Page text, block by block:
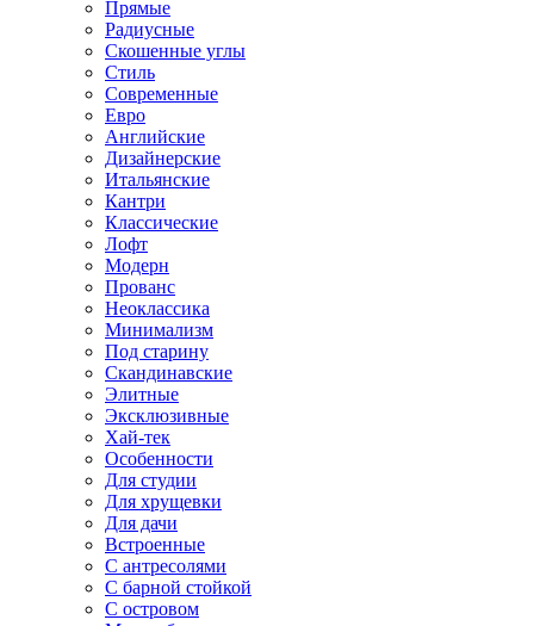
Прямые
Радиусные
Скошенные углы
Стиль
Современные
Евро
Английские
Дизайнерские
Итальянские
Кантри
Классические
Лофт
Модерн
Прованс
Неоклассика
Минимализм
Под старину
Скандинавские
Элитные
Эксклюзивные
Хай-тек
Особенности
Для студии
Для хрущевки
Для дачи
Встроенные
С антресолями
С барной стойкой
С островом